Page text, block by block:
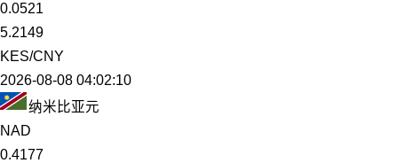
0.0521
5.2149
KES/CNY
2026-08-08 04:02:10
纳米比亚元
NAD
0.4177